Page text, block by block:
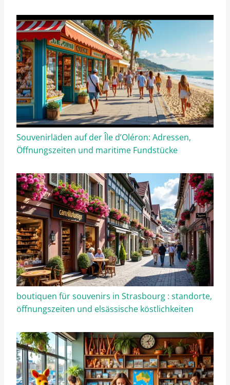
Souvenirläden auf der Île d’Oléron: Adressen,
Öffnungszeiten und maritime Fundstücke
boutiquen für souvenirs in Strasbourg : standorte,
öffnungszeiten und elsässische köstlichkeiten